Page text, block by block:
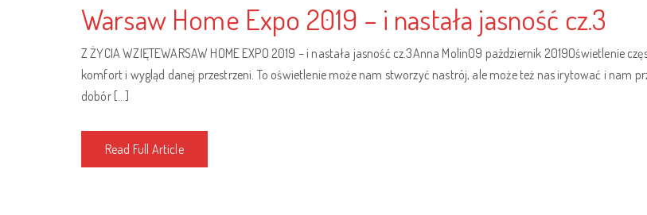
Warsaw Home Expo 2019 – i nastała jasność cz.3
Z ŻYCIA WZIĘTEWARSAW HOME EXPO 2019 – i nastała jasność cz.3Anna Molin09 październik 2019Oświetlenie
komfort i wygląd danej przestrzeni. To oświetlenie może nam stworzyć nastrój, ale może też nas irytować i nam
dobór […]
Read Full Article